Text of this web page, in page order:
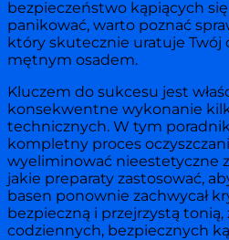
bezpieczeństwo kąpiących
panikować, warto poznać
który skutecznie uratuje Twój
mętnym osadem.
Kluczem do sukcesu jest
konsekwentne wykonanie
technicznych. W tym
kompletny proces
wyeliminować nieestetyczne
jakie preparaty zastosować,
basen ponownie zachwycał
bezpieczną i przejrzystą tonią,
codziennych, bezpiecznych